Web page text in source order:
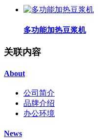
多功能加热豆浆机
关联内容
About
公司简介
品牌介绍
办公环境
News